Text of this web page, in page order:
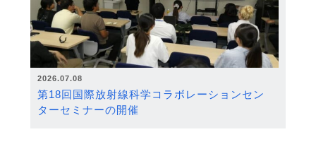
2026.07.08
第18回国際放射線科学コラボレーションセン
ターセミナーの開催